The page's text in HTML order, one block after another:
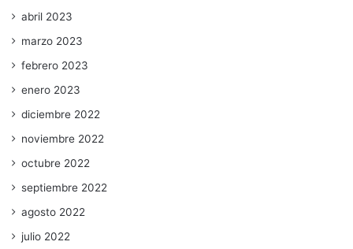
abril 2023
marzo 2023
febrero 2023
enero 2023
diciembre 2022
noviembre 2022
octubre 2022
septiembre 2022
agosto 2022
julio 2022